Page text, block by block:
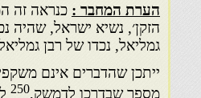
הערת המחבר : כנראה זה
הזקן׳, נשיא ישראל, שהיה
גמליאל, נכדו של רבן
ייתכן שהדברים אינם
מספר שבדרכו לדמשק,250